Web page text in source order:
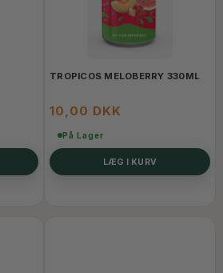
TROPICOS MELOBERRY 330ML
10,00 DKK
På Lager
LÆG I KURV